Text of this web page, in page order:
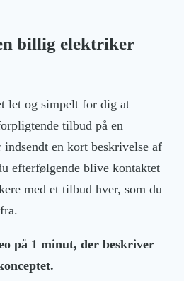
billig elektriker
let og simpelt for dig at
tilbud på en
en kort beskrivelse af
efterfølgende blive kontaktet
med et tilbud hver, som du
på 1 minut, der beskriver